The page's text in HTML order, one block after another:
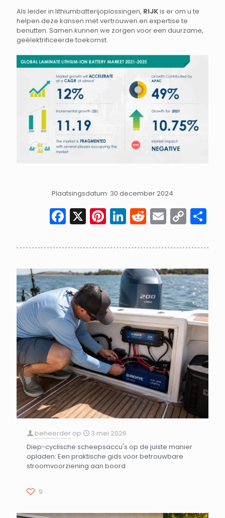
Als leider in lithiumbatterijoplossingen, RIJKis er om u te
helpen deze kansen met vertrouwen en expertise te
benutten. Samen kunnen we zorgen voor een duurzame,
geëlektrificeerde toekomst.
Plaatsingsdatum: 30 december 2024
Facebook
X Pinterest
LinkedIn
Reddit
Email
Link
beheerder op
3 mei 2026
Diep-cyclische scheepsaccu's op de juiste manier
opladen: Een praktische gids voor betrouwbare
stroomvoorziening aan boord
9